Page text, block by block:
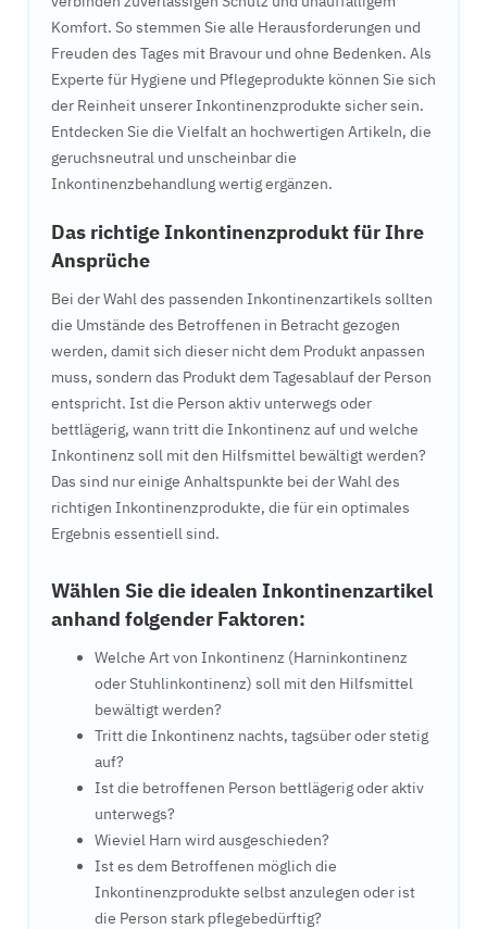
Komfort. So stemmen Sie alle Herausforderungen und
Freuden des Tages mit Bravour und ohne Bedenken. Als
Experte für Hygiene und Pflegeprodukte können Sie sich
der Reinheit unserer Inkontinenzprodukte sicher sein.
Entdecken Sie die Vielfalt an hochwertigen Artikeln, die
geruchsneutral und unscheinbar die
Inkontinenzbehandlung wertig ergänzen.
Das richtige Inkontinenzprodukt für Ihre
Ansprüche
Bei der Wahl des passenden Inkontinenzartikels sollten
die Umstände des Betroffenen in Betracht gezogen
werden, damit sich dieser nicht dem Produkt anpassen
muss, sondern das Produkt dem Tagesablauf der Person
entspricht. Ist die Person aktiv unterwegs oder
bettlägerig, wann tritt die Inkontinenz auf und welche
Inkontinenz soll mit den Hilfsmittel bewältigt werden?
Das sind nur einige Anhaltspunkte bei der Wahl des
richtigen Inkontinenzprodukte, die für ein optimales
Ergebnis essentiell sind.
Wählen Sie die idealen Inkontinenzartikel
anhand folgender Faktoren:
Welche Art von Inkontinenz (Harninkontinenz
oder Stuhlinkontinenz) soll mit den Hilfsmittel
bewältigt werden?
Tritt die Inkontinenz nachts, tagsüber oder stetig
auf?
Ist die betroffenen Person bettlägerig oder aktiv
unterwegs?
Wieviel Harn wird ausgeschieden?
Ist es dem Betroffenen möglich die
Inkontinenzprodukte selbst anzulegen oder ist
die Person stark pflegebedürftig?